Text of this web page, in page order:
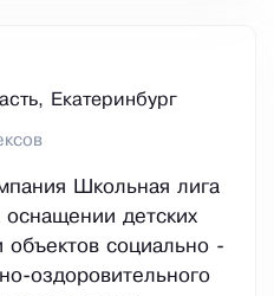
Екатеринбург
Школьная лига
оснащении детских
социально -
оздоровительного